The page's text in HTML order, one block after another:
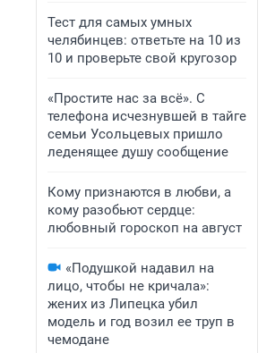
Тест для самых умных
челябинцев: ответьте на 10 из
10 и проверьте свой кругозор
«Простите нас за всё». С
телефона исчезнувшей в тайге
семьи Усольцевых пришло
леденящее душу сообщение
Кому признаются в любви, а
кому разобьют сердце:
любовный гороскоп на август
«Подушкой надавил на
лицо, чтобы не кричала»:
жених из Липецка убил
модель и год возил ее труп в
чемодане